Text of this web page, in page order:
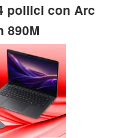
pollici con Arc
890M